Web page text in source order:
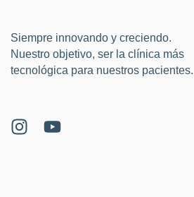
Siempre innovando y creciendo.
Nuestro objetivo, ser la clínica más
tecnológica para nuestros pacientes.